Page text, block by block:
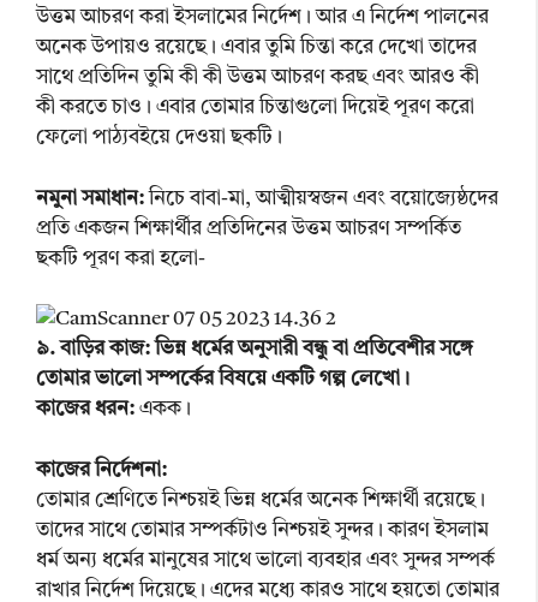
উত্তম আচরণ করা ইসলামের নির্দেশ। আর এ নির্দেশ পালনের
অনেক উপায়ও রয়েছে। এবার তুমি চিন্তা করে দেখো তাদের
সাথে প্রতিদিন তুমি কী কী উত্তম আচরণ করছ এবং আরও কী
কী করতে চাও। এবার তোমার চিন্তাগুলো দিয়েই পূরণ করো
ফেলো পাঠ্যবইয়ে দেওয়া ছকটি।
নমুনা সমাধান:নিচে বাবা-মা, আত্মীয়স্বজন এবং বয়োজ্যেষ্ঠদের
প্রতি একজন শিক্ষার্থীর প্রতিদিনের উত্তম আচরণ সম্পর্কিত
ছকটি পূরণ করা হলো-
৯. বাড়ির কাজ: ভিন্ন ধর্মের অনুসারী বন্ধু বা প্রতিবেশীর সঙ্গে
তোমার ভালো সম্পর্কের বিষয়ে একটি গল্প লেখো।
কাজের ধরন: একক।
কাজের নির্দেশনা:
তোমার শ্রেণিতে নিশ্চয়ই ভিন্ন ধর্মের অনেক শিক্ষার্থী রয়েছে।
তাদের সাথে তোমার সম্পর্কটাও নিশ্চয়ই সুন্দর। কারণ ইসলাম
ধর্ম অন্য ধর্মের মানুষের সাথে ভালো ব্যবহার এবং সুন্দর সম্পর্ক
রাখার নির্দেশ দিয়েছে। এদের মধ্যে কারও সাথে হয়তো তোমার